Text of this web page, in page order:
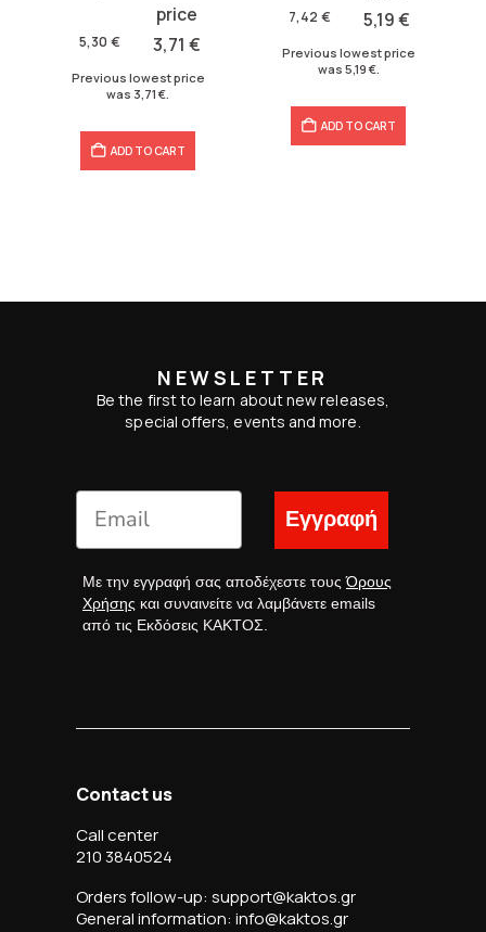
5,30 €
was:
3,71 €
Previous lowest price
was 3,71 €
ADD TO CART
7,42 €
was:
5,19€
Previous lowest price
was 5,19 €.
ADD TO CART
NEWSLETTER
Be the first to learn about new releases,
special offers, events and more.
Εγγραφή
Με την εγγραφή σας αποδέχεστε τουςΌρους
Χρήσης και συναινείτε να λαμβάνετε emails
από τις Εκδόσεις ΚΑΚΤΟΣ.
Contact us
Call center
210 3840524
Orders follow-up: support@kaktos.gr
General information: info@kaktos.gr